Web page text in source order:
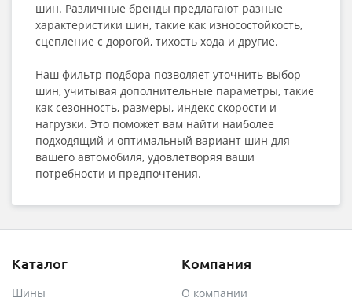
шин. Различные бренды предлагают разные
характеристики шин, такие как износостойкость,
сцепление с дорогой, тихость хода и другие.
Наш фильтр подбора позволяет уточнить выбор
шин, учитывая дополнительные параметры, такие
как сезонность, размеры, индекс скорости и
нагрузки. Это поможет вам найти наиболее
подходящий и оптимальный вариант шин для
вашего автомобиля, удовлетворяя ваши
потребности и предпочтения.
Каталог
Шины
Компания
О компании